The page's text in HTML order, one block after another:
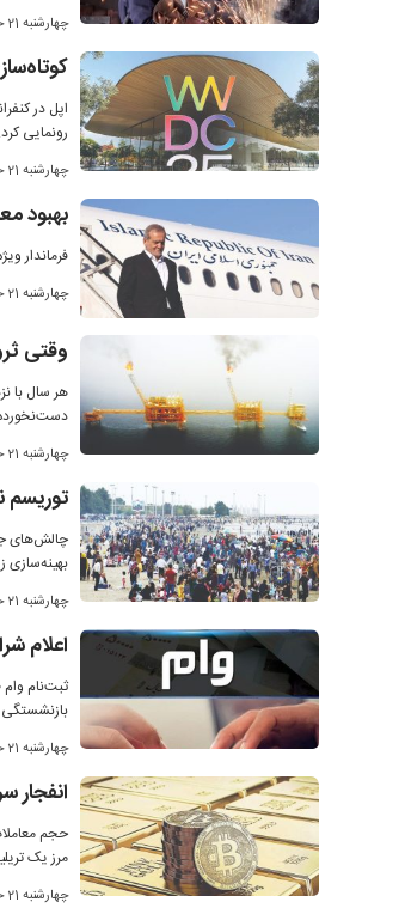
چهارشنبه 21 خرداد 1404
رونمایی کرد.
چهارشنبه 21 خرداد 1404
بهبود
فرماندار
چهارشنبه 21 خرداد 1404
وقتی
هر سال با
دست‌نخورده
چهارشنبه 21 خرداد 1404
توریسم
چالش‌های
چهارشنبه 21 خرداد 1404
اعلام
بازنشستگی
چهارشنبه 21 خرداد 1404
انفجار
مرز یک
چهارشنبه 21 خرداد 1404